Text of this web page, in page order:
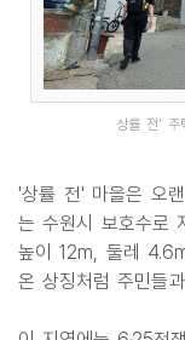
상률 전' 주
'상률 전' 마을은 오
는 수원시 보호수로
높이 12m, 둘레
온 상징처럼 주민들